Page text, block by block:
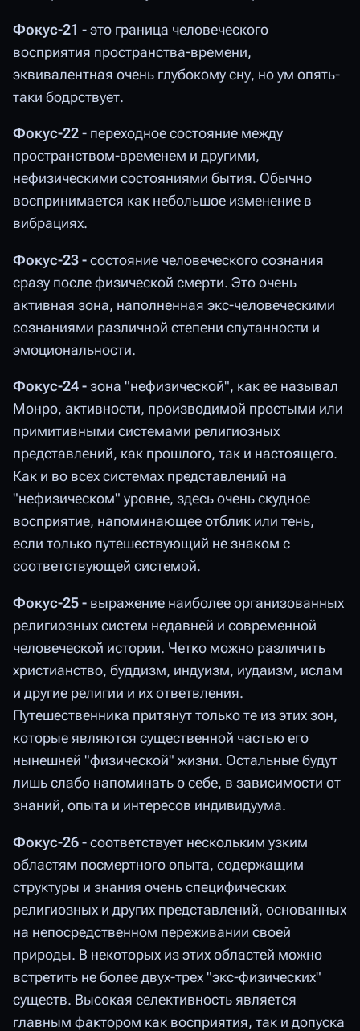
Фокус-21 - это граница человеческого
восприятия пространства-времени,
эквивалентная очень глубокому сну, но ум опять-
таки бодрствует.
Фокус-22 - переходное состояние между
пространством-временем и другими,
нефизическими состояниями бытия. Обычно
воспринимается как небольшое изменение в
вибрациях.
Фокус-23 - состояние человеческого сознания
сразу после физической смерти. Это очень
активная зона, наполненная экс-человеческими
сознаниями различной степени спутанности и
эмоциональности.
Фокус-24 - зона "нефизической", как ее называл
Монро, активности, производимой простыми или
примитивными системами религиозных
представлений, как прошлого, так и настоящего.
Как и во всех системах представлений на
"нефизическом" уровне, здесь очень скудное
восприятие, напоминающее отблик или тень,
если только путешествующий не знаком с
соответствующей системой.
Фокус-25 - выражение наиболее организованных
религиозных систем недавней и современной
человеческой истории. Четко можно различить
христианство, буддизм, индуизм, иудаизм, ислам
и другие религии и их ответвления.
Путешественника притянут только те из этих зон,
которые являются существенной частью его
нынешней "физической" жизни. Остальные будут
лишь слабо напоминать о себе, в зависимости от
знаний, опыта и интересов индивидуума.
Фокус-26 - соответствует нескольким узким
областям посмертного опыта, содержащим
структуры и знания очень специфических
религиозных и других представлений, основанных
на непосредственном переживании своей
природы. В некоторых из этих областей можно
встретить не более двух-трех "экс-физических"
существ. Высокая селективность является
главным фактором как восприятия, так и допуска